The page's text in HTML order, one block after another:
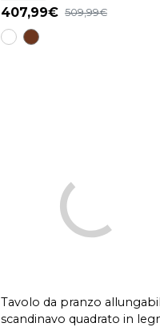
407,99 509,99
Tavolo da pranzo
scandinavo quadrato in